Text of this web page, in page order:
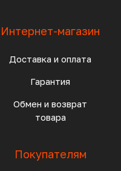
Интернет-магазин
Доставка и оплата
Гарантия
Обмен и возврат
товара
Покупателям